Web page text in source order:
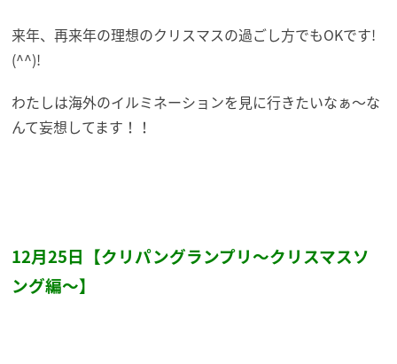
来年、再来年の理想のクリスマスの過ごし方でもOKです!
(^^)!
わたしは海外のイルミネーションを見に行きたいなぁ～な
んて妄想してます！！
12月25日【クリパングランプリ～クリスマスソ
ング編～】